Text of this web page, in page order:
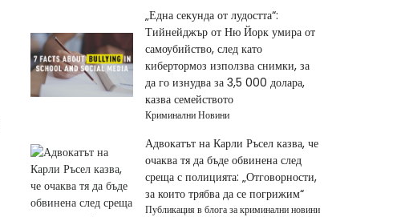
„Една секунда от лудостта“:
Тийнейджър от Ню Йорк умира от
самоубийство, след като
кибертормоз използва снимки, за
да го изнудва за 3,5 000 долара,
казва семейството
Криминални Новини
Адвокатът на Карли Ръсел казва, че
очаква тя да бъде обвинена след
среща с полицията: „Отговорности,
за които трябва да се погрижим“
Публикация в блога за криминални новини